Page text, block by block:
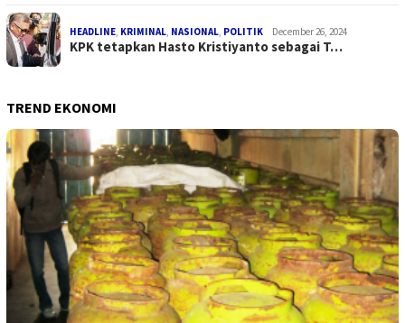
HEADLINE, KRIMINAL, NASIONAL, POLITIK December 26, 2024
KPK tetapkan Hasto Kristiyanto sebagai T…
TREND EKONOMI